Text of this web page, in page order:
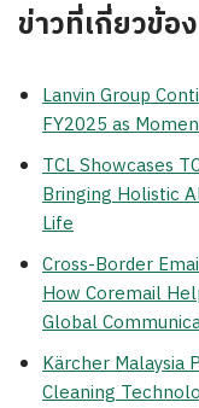
ข่าวที่เกี่ยวข้อง
Lanvin Group
FY2025 as
TCL Showcases
Bringing Holistic
Life
Cross-Border
How Coremail
Global
Kärcher Malaysia
Cleaning